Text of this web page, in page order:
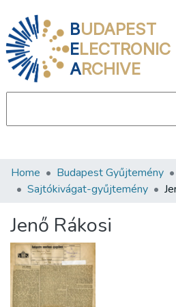
BUDAPEST
ELECTRONIC
ARCHIVE
Communities & Collections
Statistics
About us
Home Budapest Gyűjtemény
Sajtókivágat-gyűjtemény
Jenő Rákosi